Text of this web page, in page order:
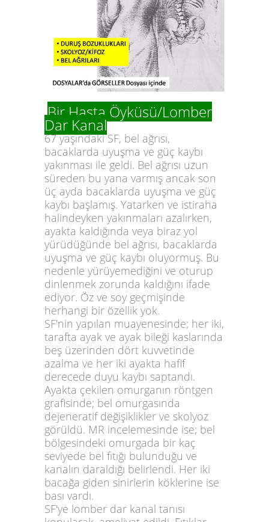
Bir Hasta Öyküsü/Lomber
Dar Kanal
67 yaşındaki SF, bel ağrısı,
bacaklarda uyuşma ve güç kaybı
yakınması ile geldi. Bel ağrısı uzun
süreden bu yana varmış ancak son
üç ayda bacaklarda uyuşma ve güç
kaybı başlamış. Yatarken ve istiraha
halindeyken yakınmaları azalırken,
ayakta kaldığında veya biraz yol
yürüdüğünde bel ağrısı, bacaklarda
uyuşma ve güç kaybı oluyormuş. Bu
nedenle yürüyemediğini ve oturup
dinlenmek zorunda kaldığını ifade
ediyor. Öz ve soy geçmişinde
herhangi bir özellik yok.
SF'nin yapılan muayenesinde; her iki,
tarafta ayak ve ayak bileği kaslarında
beş üzerinden dört kuvvetinde
azalma ve her iki ayakta hafif
derecede duyu kaybı saptandı.
Ayakta çekilen omurganın röntgen
grafisinde; bel omurgasında
dejeneratif değişiklikler ve skolyoz
görüldü. MR incelemesinde ise; bel
bölgesindeki omurgada bir kaç
seviyede bel fıtığı bulunduğu ve
kanalın daraldığı belirlendi. Her iki
bacağa giden sinirlerin köklerine ise
bası vardı.
SF'ye lomber dar kanal tanısı